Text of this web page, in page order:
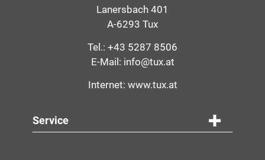
Lanersbach 401
A-6293 Tux
Tel.: +43 5287 8506
E-Mail: info@tux.at
Internet: www.tux.at
Navigation
Service